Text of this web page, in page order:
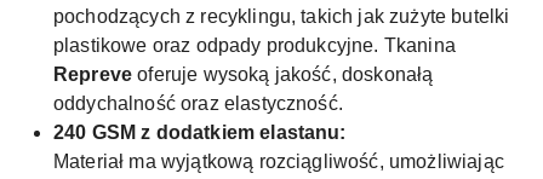
pochodzących z recyklingu, takich jak zużyte butelki
plastikowe oraz odpady produkcyjne. Tkanina
Repreve oferuje wysoką jakość, doskonałą
oddychalność oraz elastyczność.
240 GSM z dodatkiem elastanu:
Materiał ma wyjątkową rozciągliwość, umożliwiając